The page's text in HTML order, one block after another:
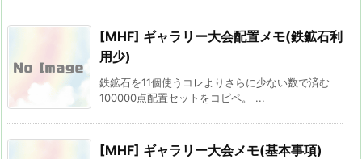
[MHF] ギャラリー大会配置メモ(鉄鉱石利
用少)
鉄鉱石を11個使うコレよりさらに少ない数で済む
100000点配置セットをコピペ。 ...
[MHF] ギャラリー大会メモ(基本事項)